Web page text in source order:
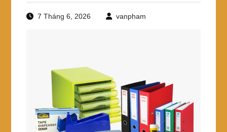
7 Tháng 6, 2026 vanpham